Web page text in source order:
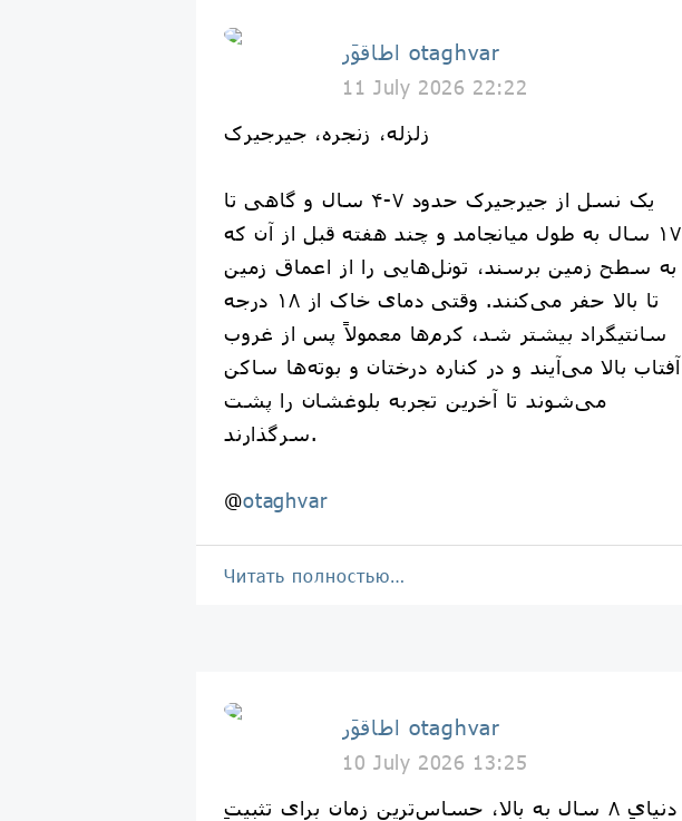
اطاقوَر otaghvar
11 July 2026 22:22
زلزله، زنجره، جیرجیرک
یک نسل از جیرجیرک حدود ۷-۴ سال و گاهی تا
۱۷ سال به طول میانجامد و چند هفته قبل از آن که
به سطح زمین برسند، تونل‌هایی را از اعماق زمین
تا بالا حفر می‌کنند. وقتی دمای خاک از ۱۸ درجه
سانتیگراد بیشتر شد، کرم‌ها معمولاً پس از غروب
آفتاب بالا می‌آیند و در کناره درختان و بوته‌ها ساکن
می‌شوند تا آخرین تجربه بلوغشان را پشت
سرگذارند.
@otaghvar
Читать полностью…
اطاقوَر otaghvar
10 July 2026 13:25
دنیایِ ۸ سال به بالا، حساس‌ترین زمان برای تثبیتِ